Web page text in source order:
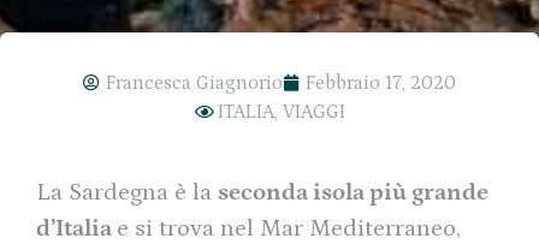
Francesca Giagnorio
Febbraio 17, 2020
ITALIA, VIAGGI
La Sardegna è la seconda isola più grande
d’Italia e si trova nel Mar Mediterraneo,